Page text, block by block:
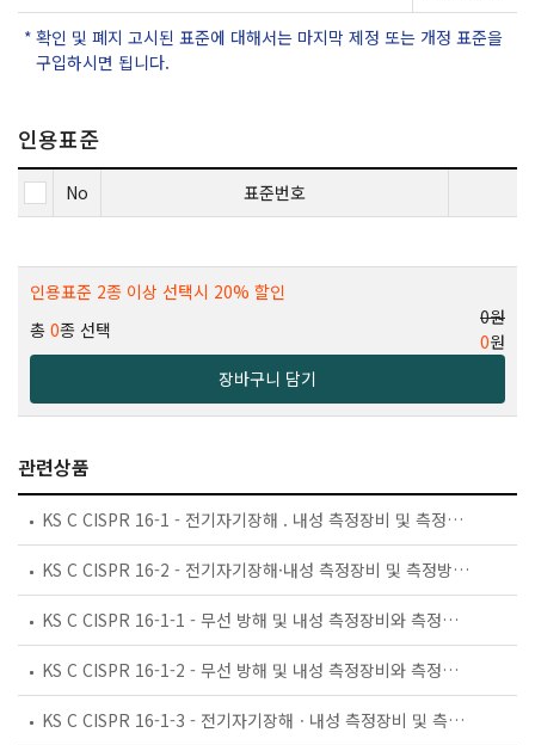
확인 및 폐지 고시된 표준에 대해서는 마지막 제정 또는 개정 표준을
구입하시면 됩니다.
인용표준
No 표준번호
인용표준 2종 이상 선택시 20% 할인
총 0종 선택
0원
0원
장바구니 담기
관련상품
KS C CISPR 16-1 - 전기자기장해 . 내성 측정장비 및 측정방법 - 제1부 : 전기자기장해 및 내성 측정장비
KS C CISPR 16-2 - 전기자기장해·내성 측정장비 및 측정방법 - 제2부 : 전기자기장해 및 내성 측정방법
KS C CISPR 16-1-1 - 무선 방해 및 내성 측정장비와 측정방법에 대한 규정－제1-1부：무선 방해 및 내성 측정장비－측정장비
KS C CISPR 16-1-2 - 무선 방해 및 내성 측정장비와 측정방법에 대한 규정－제1-2부：무선 방해 및 내성 측정장비－보조기기－전도성 방해
KS C CISPR 16-1-3 - 전기자기장해ㆍ내성 측정장비 및 측정방법 ? 제1-3부: 전기자기장해 및 내성 측정장비 ? 보조장비 ? 방해전력